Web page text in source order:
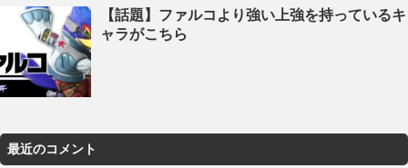
【話題】ファルコより強い上強を持っているキ
ャラがこちら
最近のコメント